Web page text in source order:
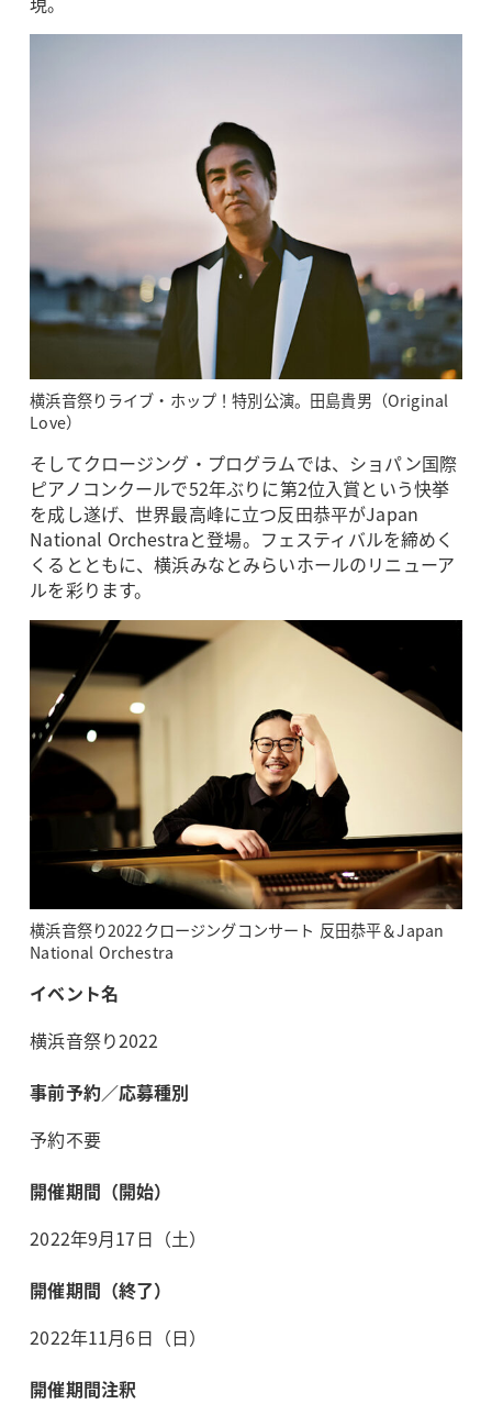
横浜音祭りライブ・ホップ！特別公演。田島貴男（Original
Love）
そしてクロージング・プログラムでは、ショパン国際
ピアノコンクールで52年ぶりに第2位入賞という快挙
を成し遂げ、世界最高峰に立つ反田恭平がJapan
National Orchestraと登場。フェスティバルを締めく
くるとともに、横浜みなとみらいホールのリニューア
ルを彩ります。
横浜音祭り2022クロージングコンサート 反田恭平＆Japan
National Orchestra
イベント名
横浜音祭り2022
事前予約／応募種別
予約不要
開催期間（開始）
2022年9月17日（土）
開催期間（終了）
2022年11月6日（日）
開催期間注釈